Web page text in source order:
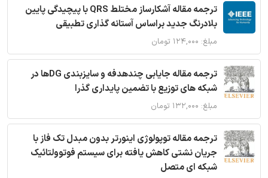
ترجمه مقاله آشکارساز مختلط QRS با پیچیدگی پایین
بلادرنگ جدید براساس آستانه گذاری تطبیقی
مبلغ: ۱۲۴,۰۰۰ تومان
ترجمه مقاله جایابی چندهدفه و سایزبندی DGها در
شبکه های توزیع با تضمین پایداری گذرا
مبلغ: ۱۳۲,۰۰۰ تومان
ترجمه مقاله توپولوژی اینورتر بدون مبدل تک فاز با
جریان نشتی کاهش یافته برای سیستم فوتوولتائیک
شبکه ای متصل